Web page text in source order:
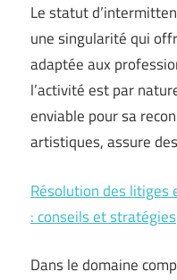
Le statut
une singularité qui
adaptée aux
l’activité est par
enviable pour sa
artistiques, assure
Résolution des litiges
: conseils et stratégies
Dans le domaine